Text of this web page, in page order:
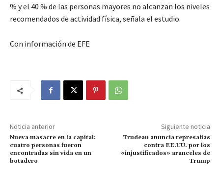
% y el 40 % de las personas mayores no alcanzan los niveles
recomendados de actividad física, señala el estudio.
Con información de EFE
Noticia anterior
Nueva masacre en la capital:
cuatro personas fueron
encontradas sin vida en un
botadero
Siguiente noticia
Trudeau anuncia represalias
contra EE.UU. por los
«injustificados» aranceles de
Trump